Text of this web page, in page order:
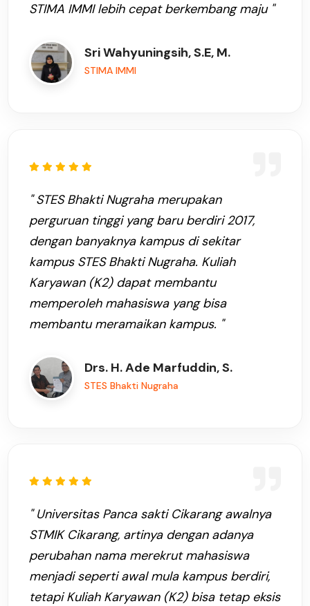
STIMA IMMI lebih cepat berkembang maju "
Sri Wahyuningsih, S.E, M.
STIMA IMMI
" STES Bhakti Nugraha merupakan
perguruan tinggi yang baru berdiri 2017,
dengan banyaknya kampus di sekitar
kampus STES Bhakti Nugraha. Kuliah
Karyawan (K2) dapat membantu
memperoleh mahasiswa yang bisa
membantu meramaikan kampus. "
Drs. H. Ade Marfuddin, S.
STES Bhakti Nugraha
" Universitas Panca sakti Cikarang awalnya
STMIK Cikarang, artinya dengan adanya
perubahan nama merekrut mahasiswa
menjadi seperti awal mula kampus berdiri,
tetapi Kuliah Karyawan (K2) bisa tetap eksis